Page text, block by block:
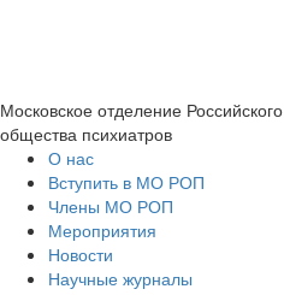
Московское отделение Российского
общества психиатров
О нас
Вступить в МО РОП
Члены МО РОП
Мероприятия
Новости
Научные журналы